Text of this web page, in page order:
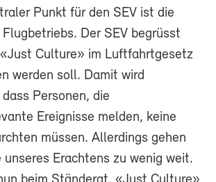
Punkt für den SEV ist die
Der SEV begrüsst
Culture» im Luftfahrtgesetz
werden soll. Damit wird
Personen, die
Ereignisse melden, keine
müssen. Allerdings gehen
unseres Erachtens zu wenig weit.